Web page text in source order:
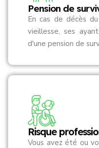
Pension de
En cas de décès
vieillesse, ses
d'une pension de
Risque
Vous avez été ou